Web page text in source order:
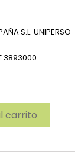
S.L. UNIPERSO
3893000
carrito